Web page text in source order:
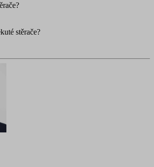
stěrače?